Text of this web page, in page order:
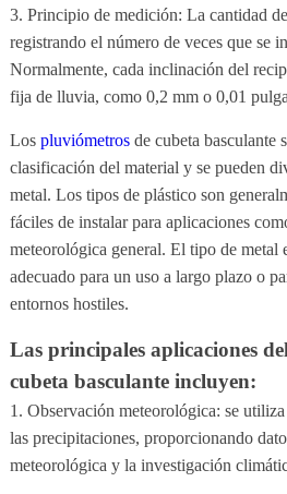
3. Principio de medición: La cantidad
registrando el número de veces que se
Normalmente, cada inclinación del
fija de lluvia, como 0,2 mm o 0,01
Los pluviómetrosde cubeta basculante
clasificación del material y se pueden
metal. Los tipos de plástico son
fáciles de instalar para aplicaciones
meteorológica general. El tipo de metal
adecuado para un uso a largo plazo o
entornos hostiles.
Las principales aplicaciones
cubeta basculante incluyen:
1. Observación meteorológica: se
las precipitaciones, proporcionando
meteorológica y la investigación